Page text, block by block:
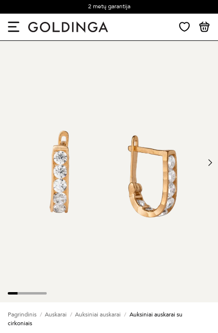
2 metų garantija
Pagrindinis Auskarai Auksiniai auskarai
Auksiniai auskarai su
cirkoniais